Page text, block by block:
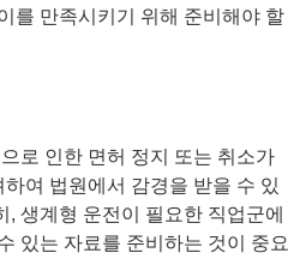
를 만족시키기 위해 준비해야 할
로 인한 면허 정지 또는 취소가
여 법원에서 감경을 받을 수 있
, 생계형 운전이 필요한 직업군에
있는 자료를 준비하는 것이 중요